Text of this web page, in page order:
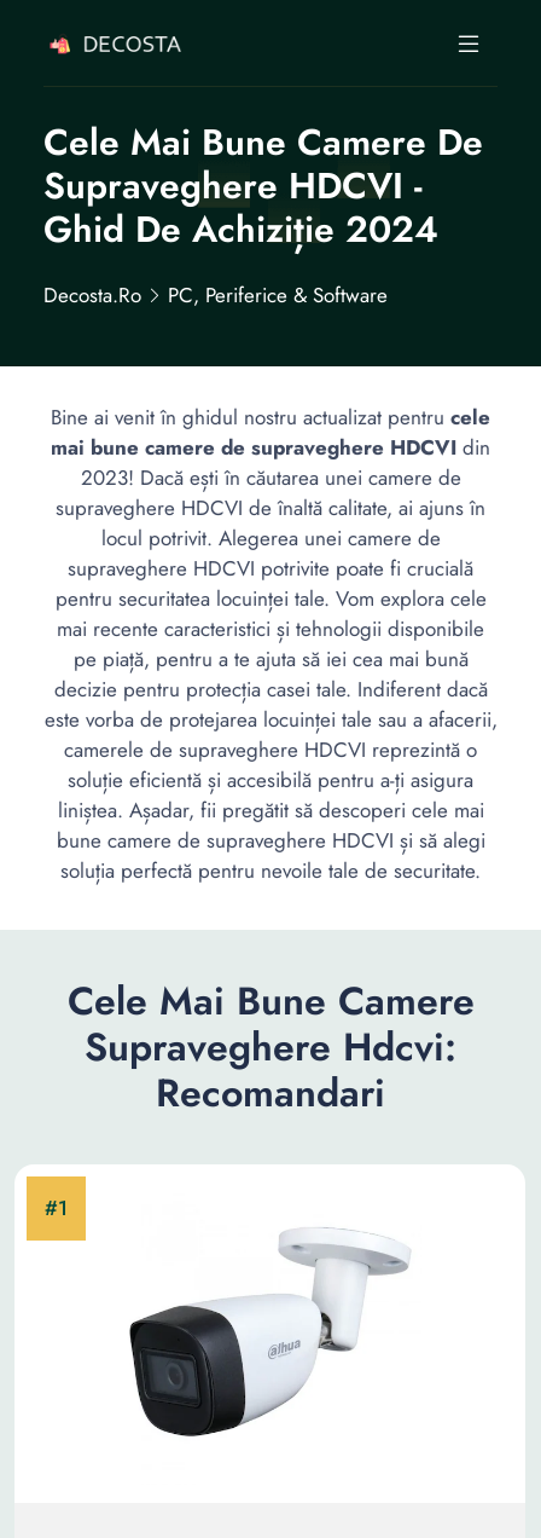
Cele Mai Bune Camere De
Supraveghere HDCVI -
Ghid De Achiziție 2024
Decosta.ro PC, Periferice & Software
Bine ai venit în ghidul nostru actualizat pentru cele
mai bune camere de supraveghere HDCVI din
2023! Dacă ești în căutarea unei camere de
supraveghere HDCVI de înaltă calitate, ai ajuns în
locul potrivit. Alegerea unei camere de
supraveghere HDCVI potrivite poate fi crucială
pentru securitatea locuinței tale. Vom explora cele
mai recente caracteristici și tehnologii disponibile
pe piață, pentru a te ajuta să iei cea mai bună
decizie pentru protecția casei tale. Indiferent dacă
este vorba de protejarea locuinței tale sau a afacerii,
camerele de supraveghere HDCVI reprezintă o
soluție eficientă și accesibilă pentru a-ți asigura
liniștea. Așadar, fii pregătit să descoperi cele mai
bune camere de supraveghere HDCVI și să alegi
soluția perfectă pentru nevoile tale de securitate.
Cele Mai Bune Camere
Supraveghere Hdcvi:
Recomandari